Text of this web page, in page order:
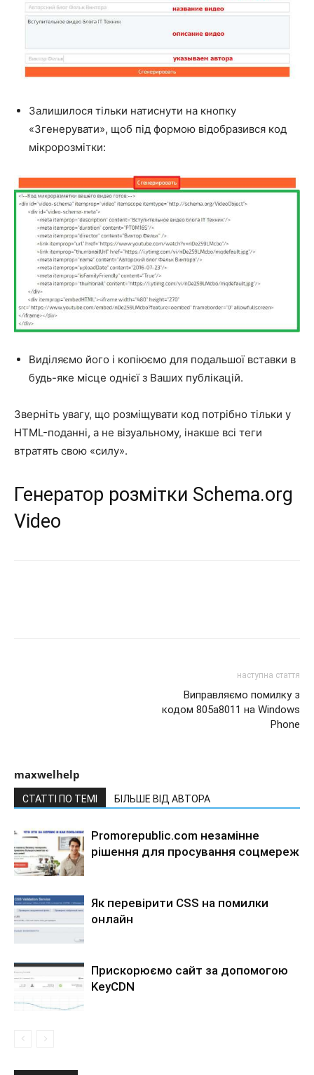
Залишилося тільки натиснути на кнопку
«Згенерувати», щоб під формою відобразився код
мікророзмітки:
Виділяємо його і копіюємо для подальшої вставки в
будь-яке місце однієї з Ваших публікацій.
Зверніть увагу, що розміщувати код потрібно тільки у
HTML-поданні, а не візуальному, інакше всі теги
втратять свою «силу».
Генератор розмітки Schema.org
Video
наступна стаття
Виправляємо помилку з
кодом 805a8011 на Windows
Phone
maxwelhelp
СТАТТІ ПО ТЕМІ БІЛЬШЕ ВІД АВТОРА
Promorepublic.com незамінне
рішення для просування соцмереж
Як перевірити CSS на помилки
онлайн
Прискорюємо сайт за допомогою
KeyCDN